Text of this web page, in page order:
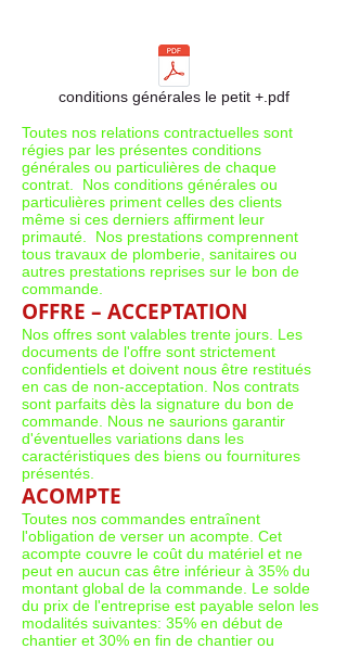
conditions générales le petit +.pdf
Toutes nos relations contractuelles sont
régies par les présentes conditions
générales ou particulières de chaque
contrat. Nos conditions générales ou
particulières priment celles des clients
même si ces derniers affirment leur
primauté. Nos prestations comprennent
tous travaux de plomberie, sanitaires ou
autres prestations reprises sur le bon de
commande.
OFFRE – ACCEPTATION
Nos offres sont valables trente jours. Les
documents de l'offre sont strictement
confidentiels et doivent nous être restitués
en cas de non-acceptation. Nos contrats
sont parfaits dès la signature du bon de
commande. Nous ne saurions garantir
d'éventuelles variations dans les
caractéristiques des biens ou fournitures
présentés.
ACOMPTE
Toutes nos commandes entraînent
l'obligation de verser un acompte. Cet
acompte couvre le coût du matériel et ne
peut en aucun cas être inférieur à 35% du
montant global de la commande. Le solde
du prix de l'entreprise est payable selon les
modalités suivantes: 35% en début de
chantier et 30% en fin de chantier ou